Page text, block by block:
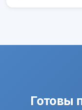
Готовы